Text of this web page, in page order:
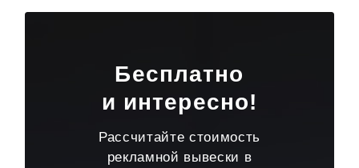
Бесплатно
и интересно!
Рассчитайте стоимость
рекламной вывески в